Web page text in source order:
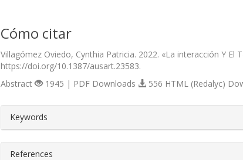
Cómo citar
Villagómez Oviedo, Cynthia Patricia. 2022. «La interacción Y El
https://doi.org/10.1387/ausart.23583.
Abstract 1945 | PDF Downloads 556 HTML (Redalyc)
Keywords
References